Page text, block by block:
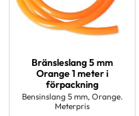
Bränsleslang 5 mm
Orange 1 meter i
förpackning
Bensinslang 5 mm, Orange.
Meterpris